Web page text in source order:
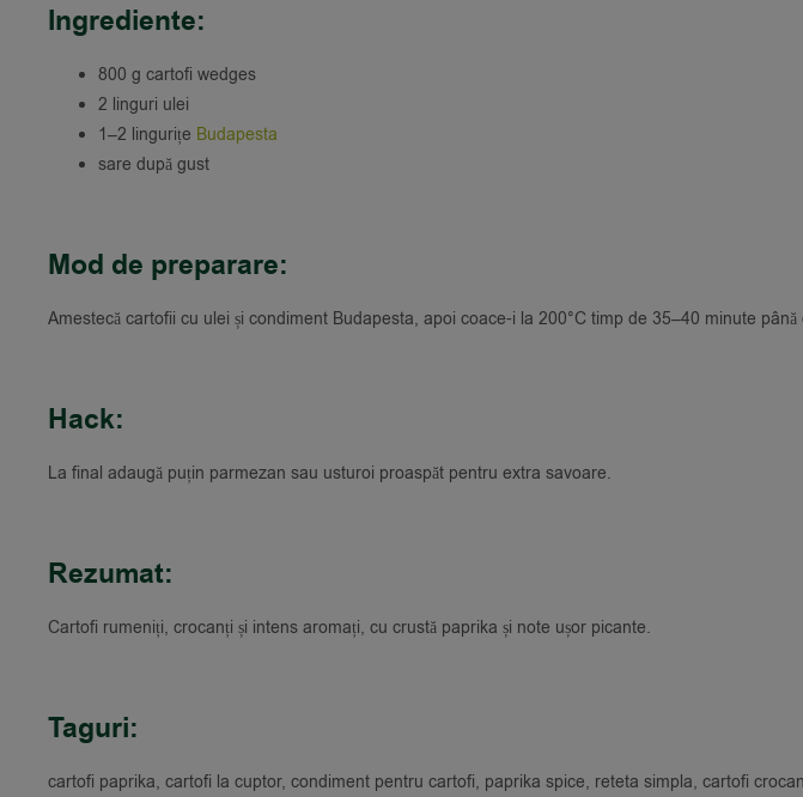
Ingrediente:
800 g cartofi wedges
2 linguri ulei
1–2 lingurițe Budapesta
sare după gust
Mod de preparare:
Amestecă cartofii cu ulei și condiment Budapesta, apoi coace-i la 200°C timp de 35–40 minute
Hack:
La final adaugă puțin parmezan sau usturoi proaspăt pentru extra savoare.
Rezumat:
Cartofi rumeniți, crocanți și intens aromați, cu crustă paprika și note ușor picante.
Taguri:
cartofi paprika, cartofi la cuptor, condiment pentru cartofi, paprika spice, reteta simpla, cartofi